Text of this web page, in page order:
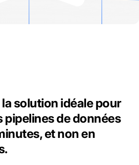
solution idéale pour
pipelines de données
et non en